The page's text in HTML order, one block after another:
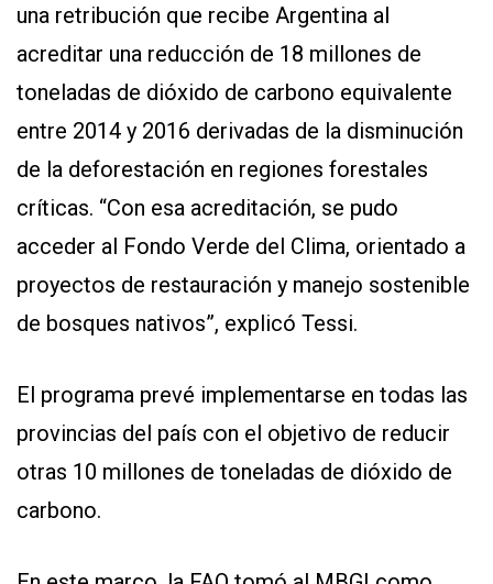
una retribución que recibe Argentina al
acreditar una reducción de 18 millones de
toneladas de dióxido de carbono equivalente
entre 2014 y 2016 derivadas de la disminución
de la deforestación en regiones forestales
críticas. “Con esa acreditación, se pudo
acceder al Fondo Verde del Clima, orientado a
proyectos de restauración y manejo sostenible
de bosques nativos”, explicó Tessi.
El programa prevé implementarse en todas las
provincias del país con el objetivo de reducir
otras 10 millones de toneladas de dióxido de
carbono.